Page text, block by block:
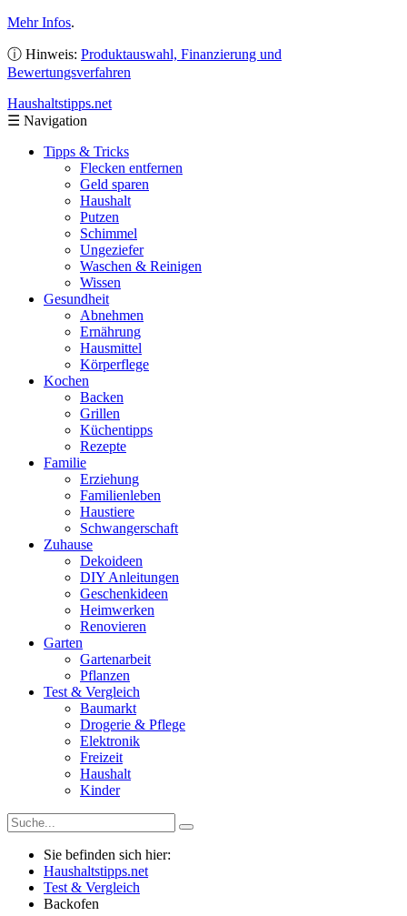
Mehr Infos.
ⓘ Hinweis: Produktauswahl, Finanzierung und
Bewertungsverfahren
Haushaltstipps.net
☰ Navigation
Tipps & Tricks
Flecken entfernen
Geld sparen
Haushalt
Putzen
Schimmel
Ungeziefer
Waschen & Reinigen
Wissen
Gesundheit
Abnehmen
Ernährung
Hausmittel
Körperflege
Kochen
Backen
Grillen
Küchentipps
Rezepte
Familie
Erziehung
Familienleben
Haustiere
Schwangerschaft
Zuhause
Dekoideen
DIY Anleitungen
Geschenkideen
Heimwerken
Renovieren
Garten
Gartenarbeit
Pflanzen
Test & Vergleich
Baumarkt
Drogerie & Pflege
Elektronik
Freizeit
Haushalt
Kinder
Sie befinden sich hier:
Haushaltstipps.net
Test & Vergleich
Backofen